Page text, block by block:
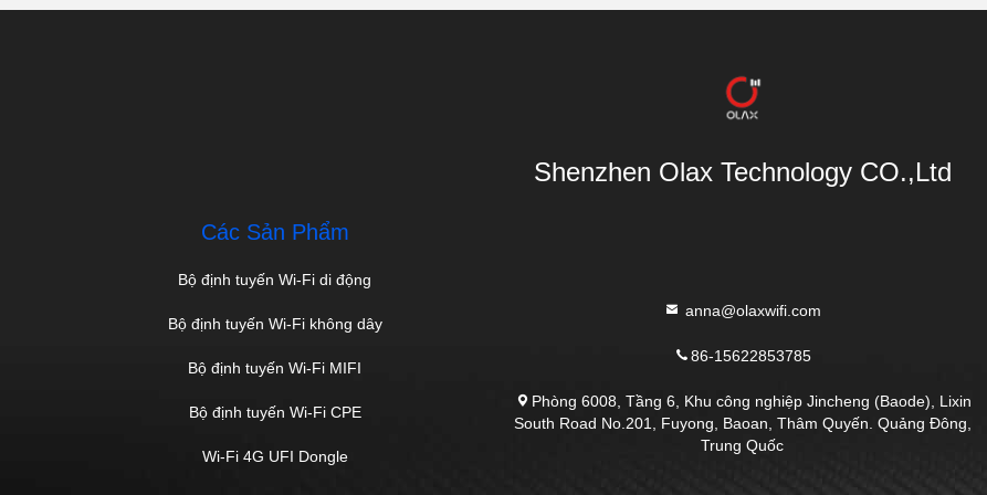
Shenzhen Olax Technology CO.,Ltd
Các Sản Phẩm
Bộ định tuyến Wi-Fi di động
Bộ định tuyến Wi-Fi không dây
Bộ định tuyến Wi-Fi MIFI
Bộ định tuyến Wi-Fi CPE
Wi-Fi 4G UFI Dongle
anna@olaxwifi.com
86-15622853785
Phòng 6008, Tầng 6, Khu công nghiệp Jincheng (Baode), Lixin
South Road No.201, Fuyong, Baoan, Thâm Quyến. Quảng Đông,
Trung Quốc